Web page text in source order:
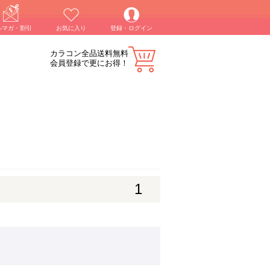
マガ・割引 お気に入り 登録・ログイン
カラコン全品送料無料
会員登録で更にお得！
1